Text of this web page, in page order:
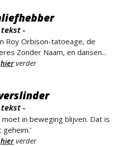
-
Roy Orbison-tatoeage, de
Zonder Naam, en dansen...
hierverder
-
moet in beweging blijven. Dat is
geheim.'
hierverder